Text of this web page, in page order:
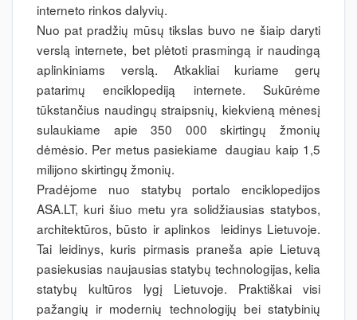
interneto rinkos dalyvių.
Nuo pat pradžių mūsų tikslas buvo ne šiaip daryti
verslą internete, bet plėtoti prasmingą ir naudingą
aplinkiniams verslą. Atkakliai kuriame gerų
patarimų enciklopediją internete. Sukūrėme
tūkstančius naudingų straipsnių, kiekvieną mėnesį
sulaukiame apie 350 000 skirtingų žmonių
dėmėsio. Per metus pasiekiame daugiau kaip 1,5
milijono skirtingų žmonių.
Pradėjome nuo statybų portalo enciklopedijos
ASA.LT, kuri šiuo metu yra solidžiausias statybos,
architektūros, būsto ir aplinkos leidinys Lietuvoje.
Tai leidinys, kuris pirmasis praneša apie Lietuvą
pasiekusias naujausias statybų technologijas, kelia
statybų kultūros lygį Lietuvoje. Praktiškai visi
pažangių ir modernių technologijų bei statybinių